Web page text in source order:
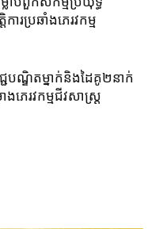
ារប្រឆាំងភេរវកម្ម
ជបណ្ឌិតម្នាក់និងដៃគូ២នាក់
េរវកម្មជីវសាស្ត្រ